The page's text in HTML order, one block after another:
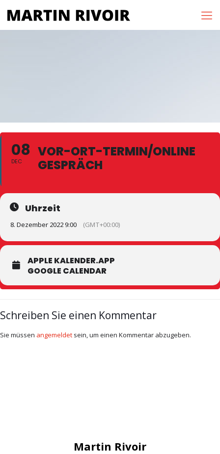
08
DEC
VOR-ORT-TERMIN/ONLINE
GESPRÄCH
Uhrzeit
8. Dezember 2022 9:00 (GMT+00:00)
APPLE KALENDER.APP
GOOGLE CALENDAR
Schreiben Sie einen Kommentar
Sie müssen angemeldet sein, um einen Kommentar abzugeben.
Martin Rivoir